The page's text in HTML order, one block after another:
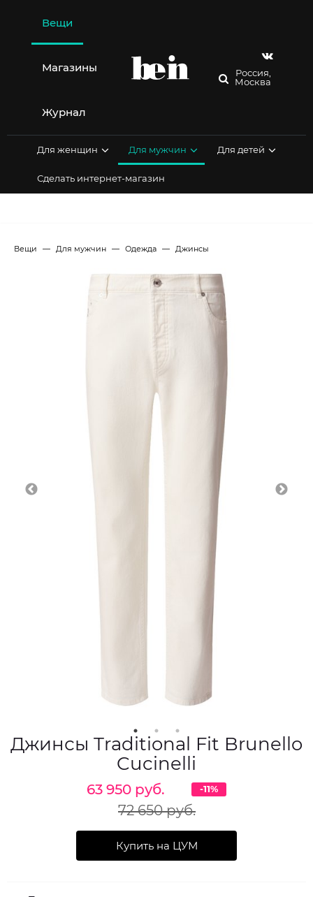
содержимому
Вещи
Магазины
Журнал
Россия,
Москва
Для женщин Для мужчин Для детей
Сделать интернет-магазин
Вещи Для мужчин Одежда Джинсы
Джинсы Traditional Fit Brunello
Cucinelli
63 950 руб.
72 650 руб.
-11%
Купить на ЦУМ